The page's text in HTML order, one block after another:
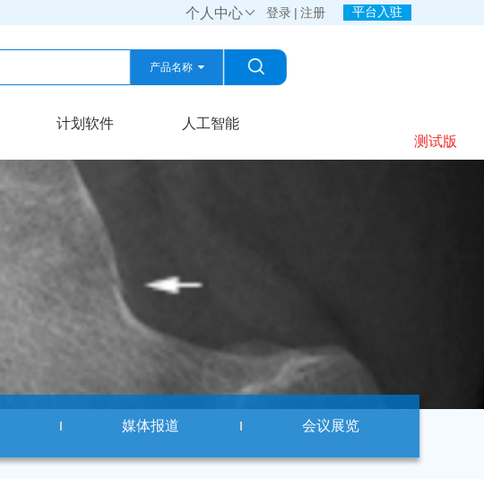
个人中心 登录 | 注册 平台入驻
产品名称
计划软件
人工智能
测试版
媒体报道 会议展览